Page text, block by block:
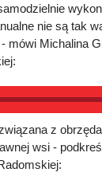
nie są tak
mówi Michalina
z
wsi -